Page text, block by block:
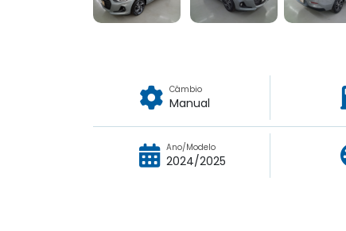
Câmbio
Manual
Ano/Modelo
2024/2025